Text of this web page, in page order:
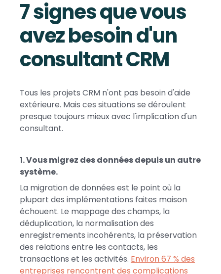
7 signes que vous
avez besoin d'un
consultant CRM
Tous les projets CRM n'ont pas besoin d'aide
extérieure. Mais ces situations se déroulent
presque toujours mieux avec l'implication d'un
consultant.
1. Vous migrez des données depuis un autre
système.
La migration de données est le point où la
plupart des implémentations faites maison
échouent. Le mappage des champs, la
déduplication, la normalisation des
enregistrements incohérents, la préservation
des relations entre les contacts, les
transactions et les activités. Environ 67 % des
entreprises rencontrent des complications